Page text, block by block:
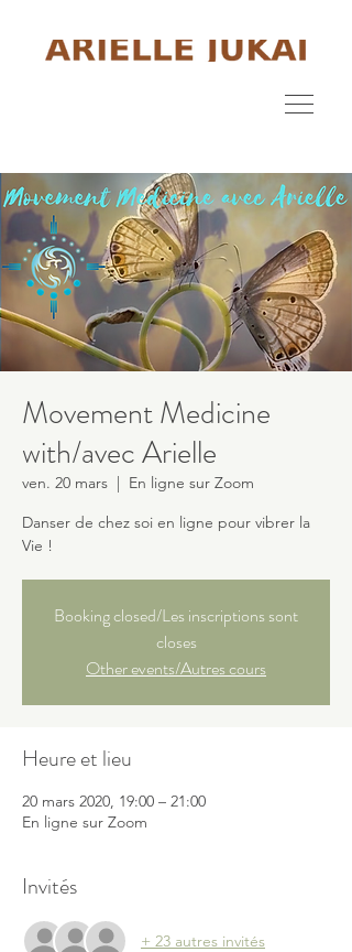
Movement Medicine
with/avec Arielle
ven. 20 mars
  |
En ligne sur Zoom
Danser de chez soi en ligne pour vibrer la
Vie !
Booking closed/Les inscriptions sont
closes
Other events/Autres cours
Heure et lieu
20 mars 2020, 19:00 – 21:00
En ligne sur Zoom
Invités
+ 23 autres invités